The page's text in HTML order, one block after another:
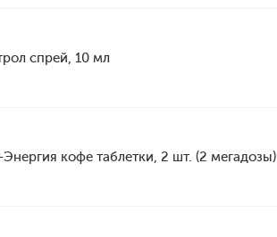
спрей, 10 мл
кофе таблетки, 2 шт. (2 мегадозы)